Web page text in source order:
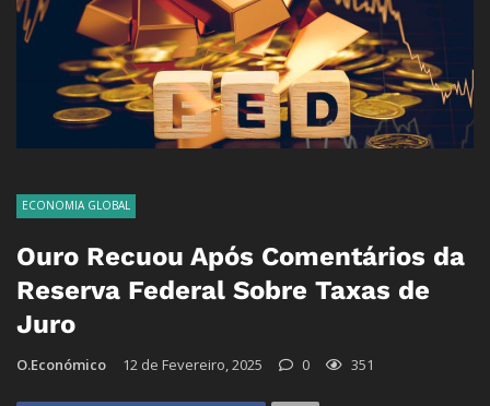
ECONOMIA GLOBAL
Ouro Recuou Após Comentários da
Reserva Federal Sobre Taxas de
Juro
O.Económico 12 de Fevereiro, 2025 0 351